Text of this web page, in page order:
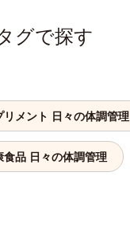
グで探す
リメント 日々の体調管理
食品 日々の体調管理